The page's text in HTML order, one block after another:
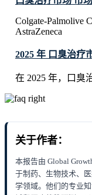
Colgate-Palmolive
AstraZeneca
2025 年 口臭治疗
在 2025 年，口臭
关于作者：
本报告由 Global
于制药、生物技术、
学领域。他们的专业